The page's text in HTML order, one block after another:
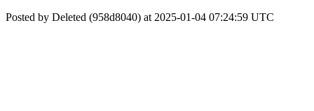
Posted by Deleted (958d8040) at 2025-01-04 07:24:59 UTC